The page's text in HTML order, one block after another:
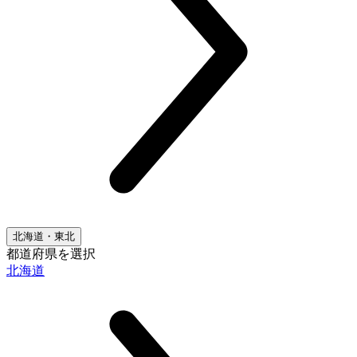
北海道・東北
都道府県を選択
北海道